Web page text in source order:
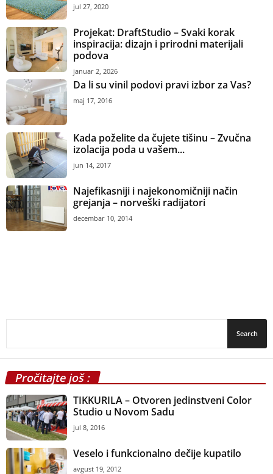
jul 27, 2020
Projekat: DraftStudio – Svaki korak
inspiracija: dizajn i prirodni materijali
podova
januar 2, 2026
Da li su vinil podovi pravi izbor za Vas?
maj 17, 2016
Kada poželite da čujete tišinu – Zvučna
izolacija poda u vašem...
jun 14, 2017
Najefikasniji i najekonomičniji način
grejanja – norveški radijatori
decembar 10, 2014
Pročitajte još :
TIKKURILA – Otvoren jedinstveni Color
Studio u Novom Sadu
jul 8, 2016
Veselo i funkcionalno dečije kupatilo
avgust 19, 2012